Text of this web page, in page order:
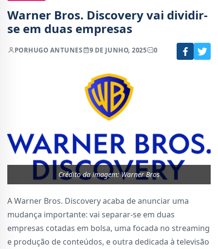
Warner Bros. Discovery vai dividir-
se em duas empresas
PORHUGO ANTUNES 9 DE JUNHO, 2025 0
Crédito da imagem: Warner Bros
A Warner Bros. Discovery acaba de anunciar uma
mudança importante: vai separar-se em duas
empresas cotadas em bolsa, uma focada no streaming
e produção de conteúdos, e outra dedicada à televisão